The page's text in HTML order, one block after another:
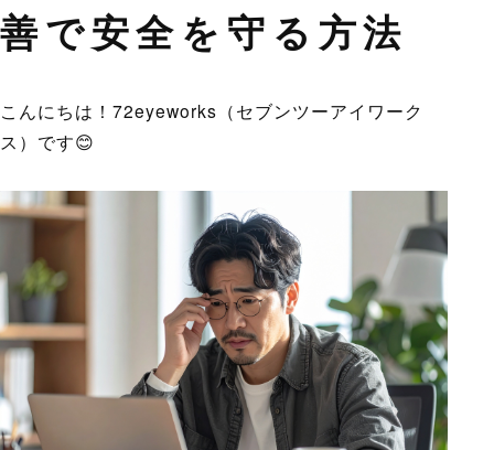
善で安全を守る方法
こんにちは！72eyeworks（セブンツーアイワーク
ス）です😊